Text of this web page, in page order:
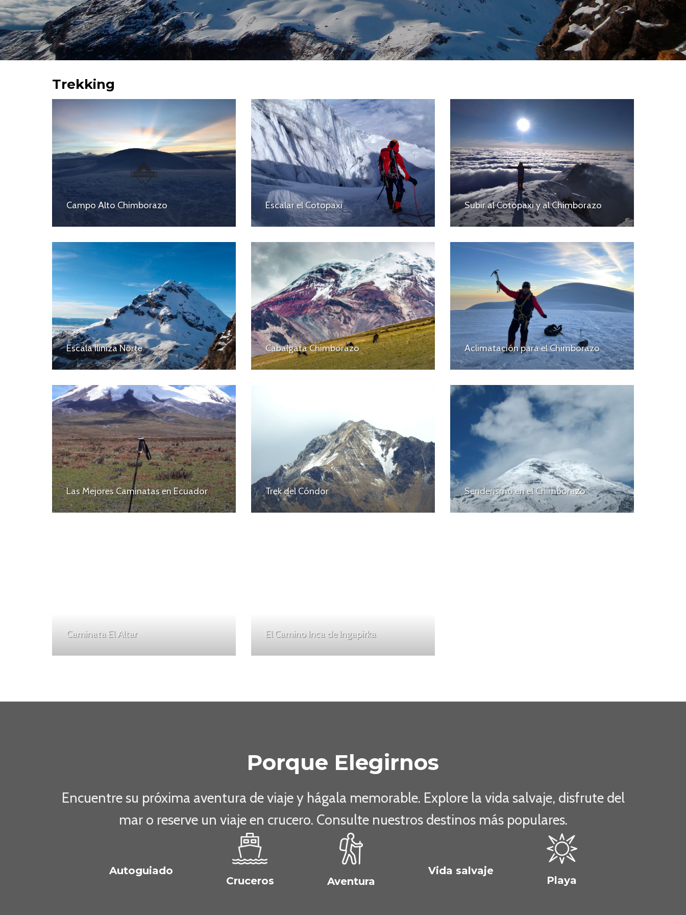
Trekking
Campo Alto Chimborazo Escalar el Cotopaxi Subir al Cotopaxi y al Chimborazo
Escala Iliniza Norte Cabalgata Chimborazo Aclimatación para el Chimborazo
Las Mejores Caminatas en Ecuador Trek del Cóndor Senderismo en el Chimborazo
Caminata El Altar El Camino Inca de Ingapirka
Porque Elegirnos
Encuentre su próxima aventura de viaje y hágala memorable. Explore la vida salvaje, disfrute del
mar o reserve un viaje en crucero. Consulte nuestros destinos más populares.
Autoguiado
Cruceros
Aventura
Vida salvaje
Playa